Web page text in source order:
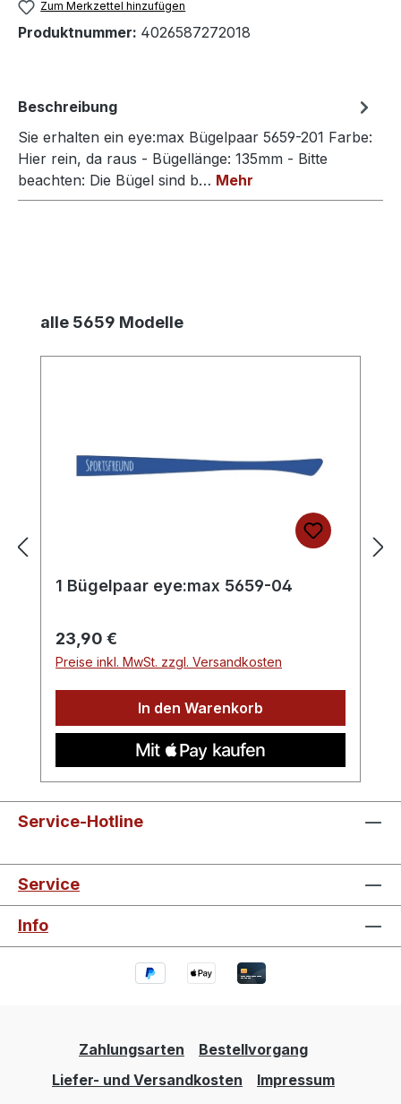
Zum Merkzettel hinzufügen
Produktnummer: 4026587272018
Beschreibung
Sie erhalten ein eye:max Bügelpaar 5659-201 Farbe:
Hier rein, da raus - Bügellänge: 135mm - Bitte
beachten: Die Bügel sind b… Mehr
Produktgalerie überspringen
alle 5659 Modelle
1 Bügelpaar eye:max 5659-04
Regulärer Preis:
23,90 €
Preise inkl. MwSt. zzgl. Versandkosten
In den Warenkorb
Service-Hotline
Service
Info
Zahlungsarten
Bestellvorgang
Liefer- und Versandkosten
Impressum